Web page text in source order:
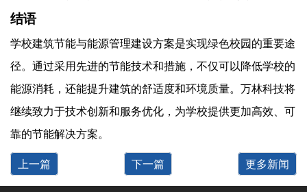
结语
学校建筑节能与能源管理建设方案是实现绿色校园的重要途
径。通过采用先进的节能技术和措施，不仅可以降低学校的
能源消耗，还能提升建筑的舒适度和环境质量。万林科技将
继续致力于技术创新和服务优化，为学校提供更加高效、可
靠的节能解决方案。
上一篇 下一篇 更多新闻